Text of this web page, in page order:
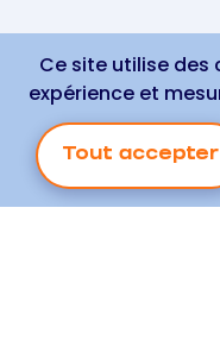
Ce site utilise
expérience et
Tout accepter